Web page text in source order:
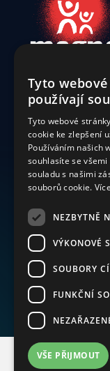
Náš web používá k
Kdo jsme
Zdravotní péče
Krize a katastrofy
Aktuálně
+420 736 416 505
© Copyright
Martin Bandžák
Tyto
používají
Tyto webové
cookie ke zlepšení
Používáním našich
souhlasíte se
souladu s našimi
souborů cookie.
NEZBYTNĚ
VÝKONOVÉ
SOUBORY
FUNKČNÍ
VŠE PŘIJMOUT